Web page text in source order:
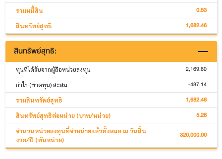
รวมหนี้สิน 0.53
สินทรัพย์สุทธิ 1,682.46
สินทรัพย์สุทธิ:
ทุนที่ได้รับจากผู้ถือหน่วยลงทุน 2,169.60
กำไร (ขาดทุน) สะสม -487.14
รวมสินทรัพย์สุทธิ 1,682.46
สินทรัพย์สุทธิต่อหน่วย (บาท/หน่วย) 5.26
จำนวนหน่วยลงทุนที่จำหน่ายแล้วทั้งหมด ณ วันสิ้น
งวด/ปี (พันหน่วย)
320,000.00